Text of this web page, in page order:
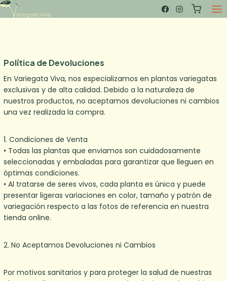
Saltar
al
Política de Devoluciones
En Variegata Viva, nos especializamos en plantas variegatas
exclusivas y de alta calidad. Debido a la naturaleza de
nuestros productos, no aceptamos devoluciones ni cambios
una vez realizada la compra.
1.⁠ ⁠Condiciones de Venta
• Todas las plantas que enviamos son cuidadosamente
seleccionadas y embaladas para garantizar que lleguen en
óptimas condiciones.
• Al tratarse de seres vivos, cada planta es única y puede
presentar ligeras variaciones en color, tamaño y patrón de
variegación respecto a las fotos de referencia en nuestra
tienda online.
2.⁠ ⁠No Aceptamos Devoluciones ni Cambios
Por motivos sanitarios y para proteger la salud de nuestras